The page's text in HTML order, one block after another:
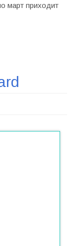
март приходит